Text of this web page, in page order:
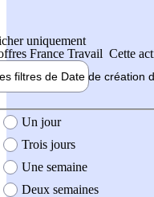
uniquement
France Travail Cette
filtres de Date de création
création de l'offre
Un jour
Trois jours
Une semaine
Deux semaines